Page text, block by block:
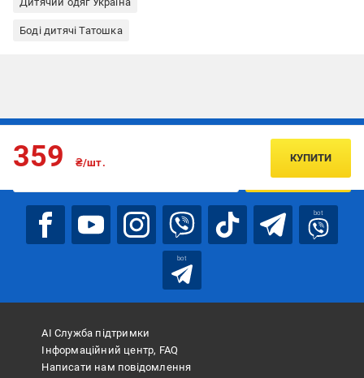
Боді дитячі Татошка
359 ₴/шт. КУПИТИ
Підписуйтесь, щоб дізнаватись першим про акції та пропозиції
ПІДПИСАТИСЯ
bot
bot
АІ Служба підтримки
Інформаційний центр, FAQ
Написати нам повідомлення